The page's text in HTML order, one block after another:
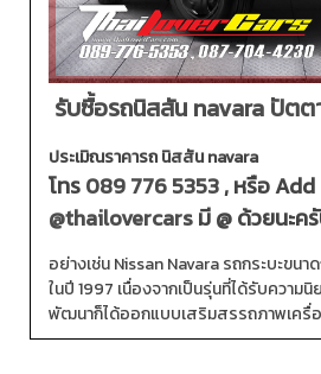
รับซื้อรถนิสสัน navara ปัตต
ประเมิณราคารถ นิสสัน navara
โทร089 776 5353, หรือ Add
@thailovercarsมี @ ด้วยนะค
อย่างเช่น Nissan Navara รถกระบะขน
ในปี 1997 เนื่องจากเป็นรุ่นที่ได้รับความ
พัฒนาก็ได้ออกแบบเสริมสรรถภาพเครื่